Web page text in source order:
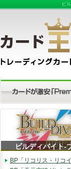
ビ
ビルディバイト-
BP「リコリス・リコイ